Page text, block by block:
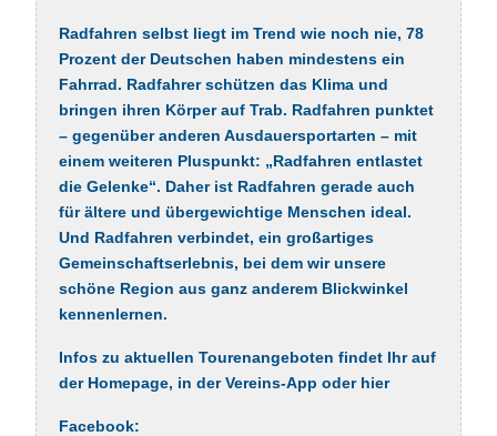
Radfahren selbst liegt im Trend wie noch nie, 78
Prozent der Deutschen haben mindestens ein
Fahrrad. Radfahrer schützen das Klima und
bringen ihren Körper auf Trab. Radfahren punktet
– gegenüber anderen Ausdauersportarten – mit
einem weiteren Pluspunkt: „Radfahren entlastet
die Gelenke“. Daher ist Radfahren gerade auch
für ältere und übergewichtige Menschen ideal.
Und Radfahren verbindet, ein großartiges
Gemeinschaftserlebnis, bei dem wir unsere
schöne Region aus ganz anderem Blickwinkel
kennenlernen.
Infos zu aktuellen Tourenangeboten findet Ihr auf
der Homepage, in der Vereins-App oder hier
Facebook: